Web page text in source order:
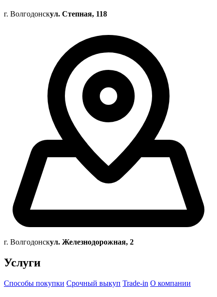
г. Волгодонскул. Степная, 118
г. Волгодонскул. Железнодорожная, 2
Услуги
Способы покупки Срочный выкуп Trade-in О компании